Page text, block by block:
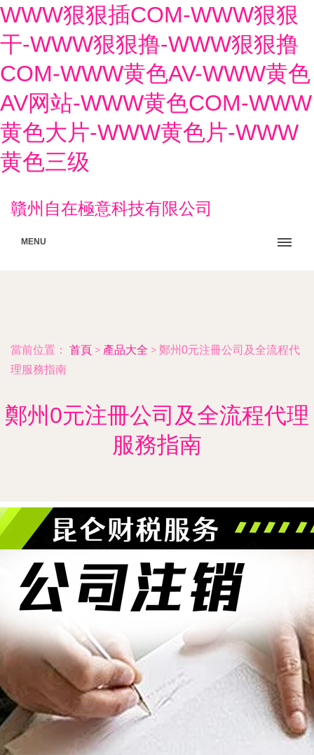
WWW狠狠插COM-WWW狠狠
干-WWW狠狠撸-WWW狠狠撸
COM-WWW黄色AV-WWW黄色
AV网站-WWW黄色COM-WWW
黄色大片-WWW黄色片-WWW
黄色三级
贛州自在極意科技有限公司
MENU
當前位置： 首頁 > 產品大全 > 鄭州0元注冊公司及全流程代
理服務指南
鄭州0元注冊公司及全流程代理
服務指南